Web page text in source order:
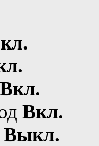
Вкл.
Вкл.
Выкл.